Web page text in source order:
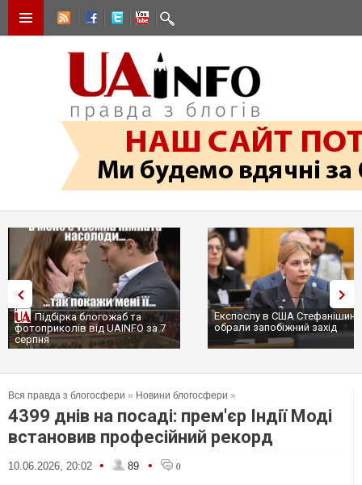
Підбірка блогожаб та
фотоприколів від UAINFO за 7
серпня
Експослу в США
обрали запобіжний захід
Вся правда з блогосфери » Новини блогосфери »
4399 днів на посаді: прем'єр Індії Моді
встановив професійний рекорд
10.06.2026, 20:02 • 89 • 0